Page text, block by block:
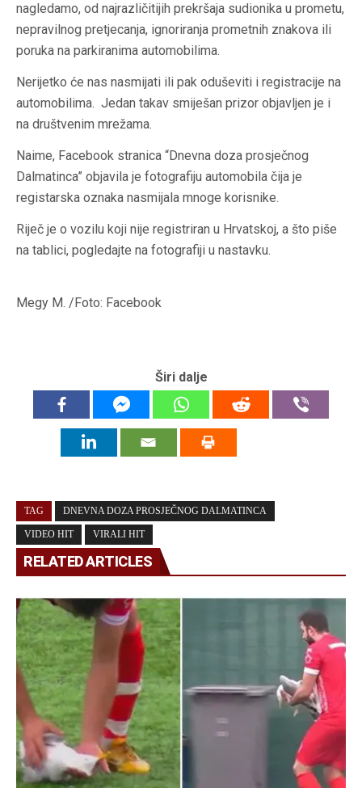
nagledamo, od najrazličitijih prekršaja sudionika u prometu,
nepravilnog pretjecanja, ignoriranja prometnih znakova ili
poruka na parkiranima automobilima.
Nerijetko će nas nasmijati ili pak oduševiti i registracije na
automobilima. Jedan takav smiješan prizor objavljen je i
na društvenim mrežama.
Naime, Facebook stranica “Dnevna doza prosječnog
Dalmatinca” objavila je fotografiju automobila čija je
registarska oznaka nasmijala mnoge korisnike.
Riječ je o vozilu koji nije registriran u Hrvatskoj, a što piše
na tablici, pogledajte na fotografiji u nastavku.
Megy M. /Foto: Facebook
Širi dalje
TAG DNEVNA DOZA PROSJEČNOG DALMATINCA
VIDEO HIT VIRALI HIT
RELATED ARTICLES